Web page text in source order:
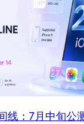
线：7月中旬公